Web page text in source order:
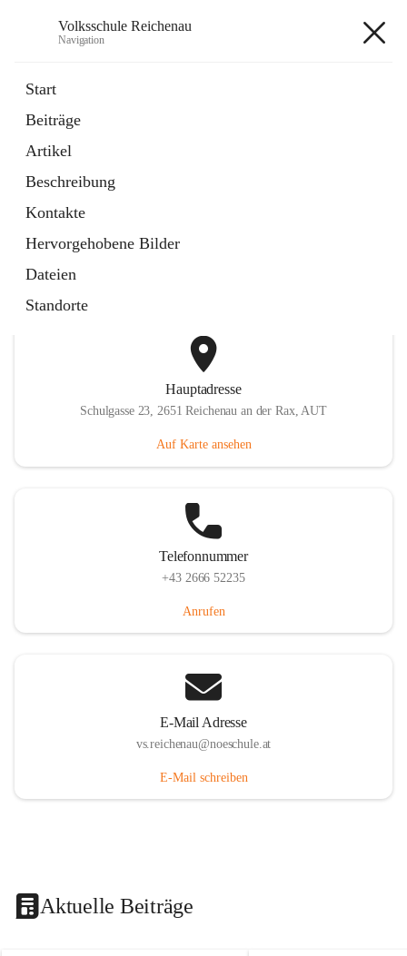
Volksschule Reichenau
Navigation
Start
Beiträge
Artikel
Beschreibung
Kontakte
Hervorgehobene Bilder
Dateien
Standorte
Externe Webseite
in
Tab
Toni Klix Maustraining
Externe Webseite
öffnet
in
neuem
Tab
Hauptadresse
Schulgasse 23, 2651 Reichenau an der Rax, AUT
Auf Karte ansehen
Telefonnummer
+43 2666 52235
Anrufen
E-Mail Adresse
vs.reichenau@noeschule.at
E-Mail schreiben
Aktuelle Beiträge